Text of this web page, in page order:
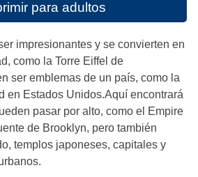
para adultos
impresionantes y se convierten en
como la Torre Eiffel de
ser emblemas de un país, como la
en Estados Unidos.Aquí encontrará
pasar por alto, como el Empire
de Brooklyn, pero también
templos japoneses, capitales y